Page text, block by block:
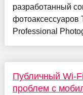
разработанный
фотоаксессуаров
Professional
Публичный Wi-
проблем с